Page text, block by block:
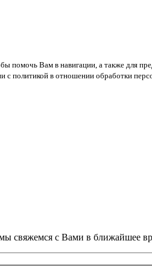
помочь Вам в навигации, а также для
с политикой в отношении обработки
свяжемся с Вами в ближайшее